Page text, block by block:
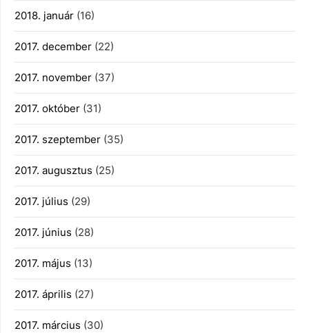
2018. január (16)
2017. december (22)
2017. november (37)
2017. október (31)
2017. szeptember (35)
2017. augusztus (25)
2017. július (29)
2017. június (28)
2017. május (13)
2017. április (27)
2017. március (30)